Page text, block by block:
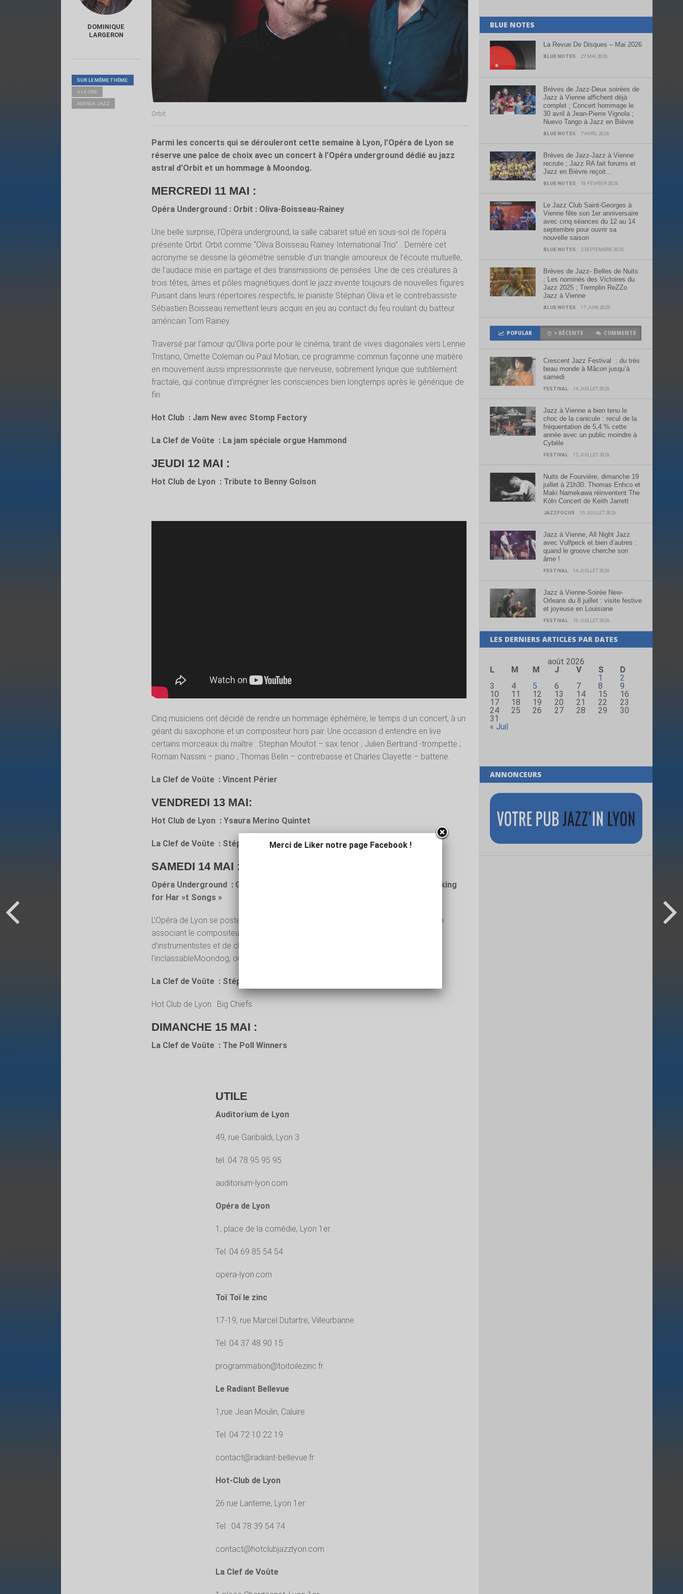
Orbit
Parmi les concerts qui se dérouleront cette semaine à Lyon, l’Opéra de Lyon se
réserve une palce de choix avec un concert à l’Opéra underground dédié au jazz
astral d’Orbit et un hommage à Moondog.
MERCREDI 11 MAI :​
Opéra Underground : Orbit : Oliva-Boisseau-Rainey
Une belle surprise, l’Opéra underground, la salle cabaret situé en sous-sol de l’opéra
présente Orbit. Orbit comme “Oliva Boisseau Rainey International Trio”… Derrière cet
acronyme se dessine la géométrie sensible d’un triangle amoureux de l’écoute mutuelle,
de l’audace mise en partage et des transmissions de pensées. Une de ces créatures à
trois têtes, âmes et pôles magnétiques dont le jazz invente toujours de nouvelles figures.
Puisant dans leurs répertoires respectifs, le pianiste Stéphan Oliva et le contrebassiste
Sébastien Boisseau remettent leurs acquis en jeu au contact du feu roulant du batteur
américain Tom Rainey.
Traversé par l’amour qu’Oliva porte pour le cinéma, tirant de vives diagonales vers Lennie
Tristano, Ornette Coleman ou Paul Motian, ce programme commun façonne une matière
en mouvement aussi impressionniste que nerveuse, sobrement lyrique que subtilement
fractale, qui continue d’imprégner les consciences bien longtemps après le générique de
fin.
​Hot Club : Jam New avec Stomp Factory
La Clef de Voûte : La jam spéciale orgue Hammond
JEUDI 12 MAI :
Hot Club de Lyon : Tribute to Benny Golson
Cinq musiciens ont décidé de rendre un hommage éphémère, le temps d un concert, à un
géant du saxophone et un compositeur hors pair. Une occasion d entendre en live
certains morceaux du maître : Stephan Moutot – sax tenor ; Julien Bertrand -trompette ;
Romain Nassini – piano ; Thomas Belin – contrebasse et Charles Clayette – batterie.
La Clef de Voûte : Vincent Périer
VENDREDI 13 MAI:
Hot Club de Lyon : Ysaura Merino Quintet
La Clef de Voûte : Stéphane Vincenza Trio
SAMEDI 14 MAI :
Opéra Underground : Gavin Bryars & Midget ! + Hommage à Moondog « Looking
for Har »t Songs »
L’Opéra de Lyon se poste à la croisée du savant et du populaire, avec une création
associant le compositeur Gavin Bryars au duo Midget! et à un bel ensemble
d’instrumentistes et de choristes. Plus une relecture de l’album le plus pop de
l’inclassableMoondog, où l’on retrouve notamment Bertrand Belin…
La Clef de Voûte : Stéphane Vincenza Trio
Hot Club de Lyon : Big Chiefs
DIMANCHE 15 MAI :
La Clef de Voûte : The Poll Winners
UTILE
Auditorium de Lyon
49, rue Garibaldi, Lyon 3
tel: 04 78 95 95 95
auditorium-lyon.com
Opéra de Lyon
1, place de la comédie, Lyon 1er.
Tel: 04 69 85 54 54
opera-lyon.com
Toï Toï le zinc
17-19, rue Marcel Dutartre, Villeurbanne
Tel: 04 37 48 90 15
programmation@toitoilezinc.fr
Le Radiant Bellevue
1,rue Jean Moulin, Caluire
Tel: 04 72 10 22 19
contact@radiant-bellevue.fr
Hot-Club de Lyon
26 rue Lanterne, Lyon 1er.
Tel : 04 78 39 54 74
contact@hotclubjazzlyon.com
La Clef de Voûte
DOMINIQUE
LARGERON
SUR LE MÊME THÈME:
A LA UNE
AGENDA JAZZ
BLUE NOTES
La Revue De Disques – Mai 2026
BLUE NOTES 27 MAI 2026
Brèves de Jazz-Deux soirées de
Jazz à Vienne affichent déjà
complet ; Concert hommage le
30 avril à Jean-Pierre Vignola ;
Nuevo Tango à Jazz en Bièvre
BLUE NOTES 7 AVRIL 2026
Brèves de Jazz-Jazz à Vienne
recrute ; Jazz RA fait forums et
Jazz en Bièvre reçoit…
BLUE NOTES 18 FÉVRIER 2026
Le Jazz Club Saint-Georges à
Vienne fête son 1er anniversaire
avec cinq séances du 12 au 14
septembre pour ouvrir sa
nouvelle saison
BLUE NOTES 2 SEPTEMBRE 2025
Brèves de Jazz- Belles de Nuits
; Les nominés des Victoires du
Jazz 2025 ; Tremplin ReZZo
Jazz à Vienne
BLUE NOTES 17 JUIN 2025
POPULAR + RÉCENTS COMMENTS
Crescent Jazz Festival : du très
beau monde à Mâcon jusqu’à
samedi
FESTIVAL 14 JUILLET 2026
Jazz à Vienne a bien tenu le
choc de la canicule : recul de la
fréquentation de 5,4 % cette
année avec un public moindre à
Cybèle
FESTIVAL 12 JUILLET 2026
Nuits de Fourvière, dimanche 19
juillet à 21h30: Thomas Enhco et
Maki Namekawa réinventent The
Köln Concert de Keith Jarrett
JAZZFOCUS 15 JUILLET 2026
Jazz à Vienne, All Night Jazz
avec Vulfpeck et bien d’autres :
quand le groove cherche son
âme !
FESTIVAL 14 JUILLET 2026
Jazz à Vienne-Soirée New-
Orleans du 8 juillet : visite festive
et joyeuse en Louisiane
FESTIVAL 10 JUILLET 2026
LES DERNIERS ARTICLES PAR DATES
août 2026
L
M M J V S
D
1
2
3
4 5 6 7 8
9
10
11 12 13 14 15
16
17
18 19 20 21 22
23
24
25 26 27 28 29
30
31
« Juil
ANNONCEURS
Merci de Liker notre page Facebook !